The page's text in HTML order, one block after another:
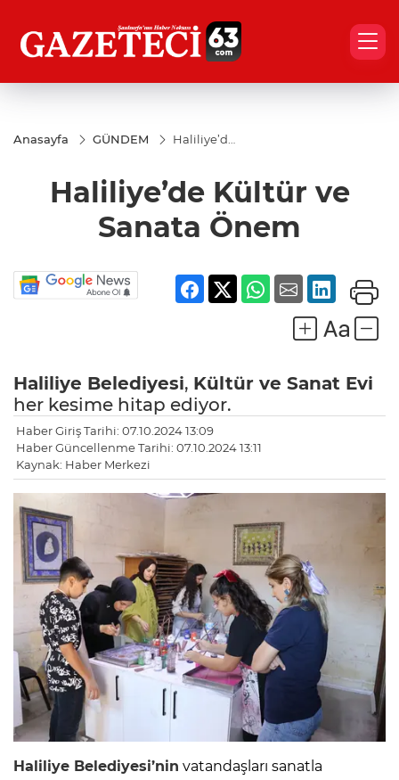
Anasayfa GÜNDEM
Haliliye’de
Önem
Haliliye’de Kültür ve
Sanata Önem
Haliliye Belediyesi, Kültür ve Sanat Evi
her kesime hitap ediyor.
Haber Giriş Tarihi: 07.10.2024 13:09
Haber Güncellenme Tarihi: 07.10.2024 13:11
Kaynak: Haber Merkezi
Haliliye Belediyesi’nin vatandaşları sanatla